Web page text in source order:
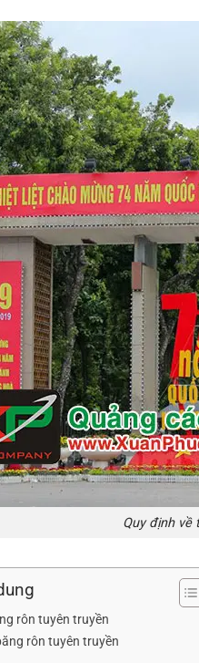
Quy định về
rôn tuyên truyền
rôn tuyên truyền